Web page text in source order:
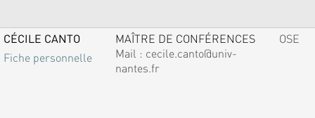
CÉCILE CANTO
Fiche personnelle
MAÎTRE DE CONFÉRENCES
Mail : cecile.canto@univ-
nantes.fr
OSE